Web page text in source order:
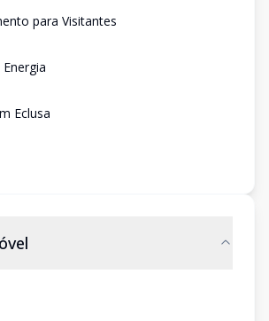
para Visitantes
Eclusa